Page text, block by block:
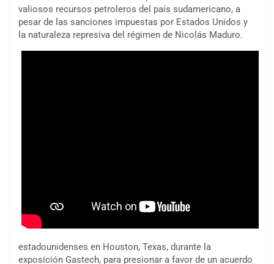
valiosos recursos petroleros del país sudamericano, a
pesar de las sanciones impuestas por Estados Unidos y
la naturaleza represiva del régimen de Nicolás Maduro.
estadounidenses en Houston, Texas, durante la
exposición Gastech, para presionar a favor de un acuerdo